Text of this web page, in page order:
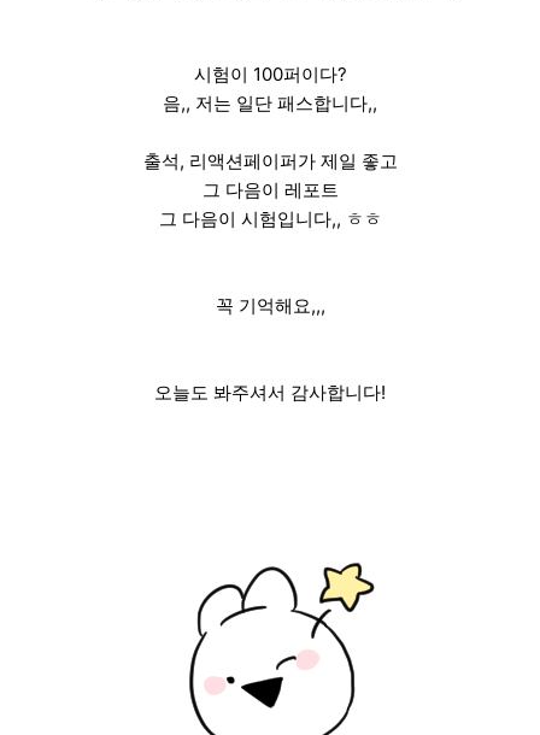
시험이 100퍼이다?
음,, 저는 일단 패스합니다,,
출석, 리액션페이퍼가 제일 좋고
그 다음이 레포트
그 다음이 시험입니다,, ㅎㅎ
꼭 기억해요,,,
오늘도 봐주셔서 감사합니다!